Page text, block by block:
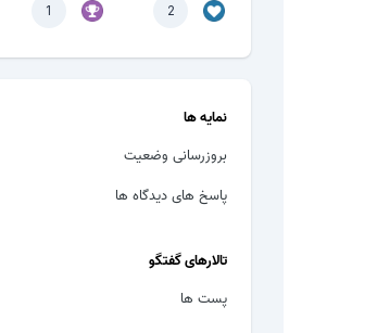
2
1
نمایه ها
بروزرسانی وضعیت
پاسخ های دیدگاه ها
تالارهای گفتگو
پست ها